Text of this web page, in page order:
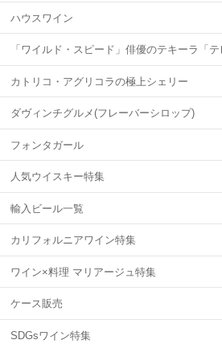
ハウスワイン
「ワイルド・スピード」俳優のテキーラ「テ
カトリコ・アグリコラの極上シェリー
ダヴィンチグルメ(フレーバーシロップ)
フォンタガール
人気ウイスキー特集
輸入ビール一覧
カリフォルニアワイン特集
ワイン×料理 マリアージュ特集
ケース販売
SDGsワイン特集